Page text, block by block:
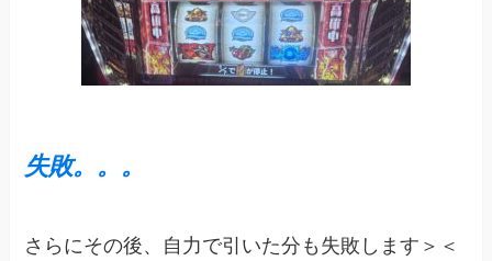
失敗。。。
さらにその後、自力で引いた分も失敗します＞＜